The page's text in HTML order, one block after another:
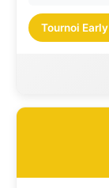
Tournoi